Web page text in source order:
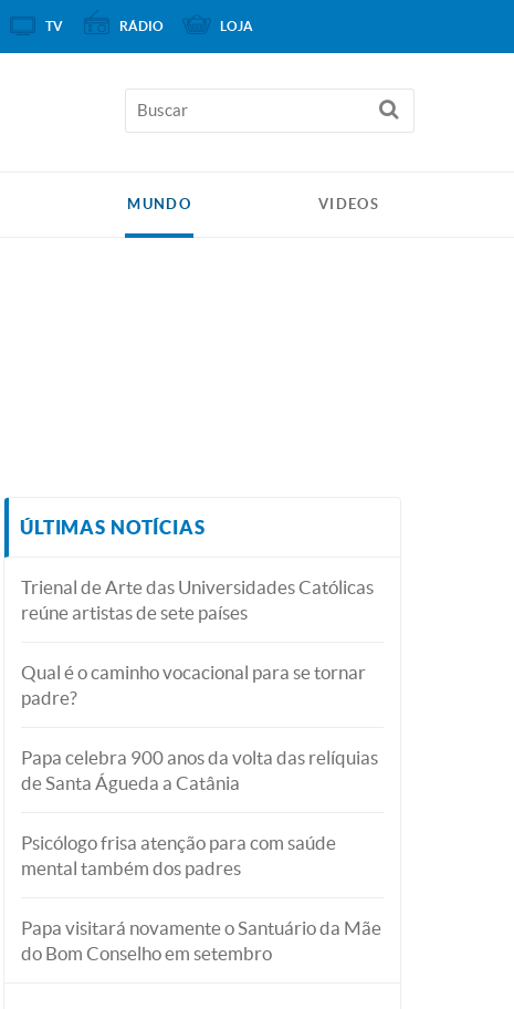
MUNDO VIDEOS
ÚLTIMAS NOTÍCIAS
Trienal de Arte das Universidades Católicas
reúne artistas de sete países
Qual é o caminho vocacional para se tornar
padre?
Papa celebra 900 anos da volta das relíquias
de Santa Águeda a Catânia
Psicólogo frisa atenção para com saúde
mental também dos padres
Papa visitará novamente o Santuário da Mãe
do Bom Conselho em setembro
TV RÁDIO LOJA